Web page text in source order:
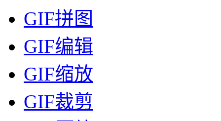
GIF拼图
GIF编辑
GIF缩放
GIF裁剪